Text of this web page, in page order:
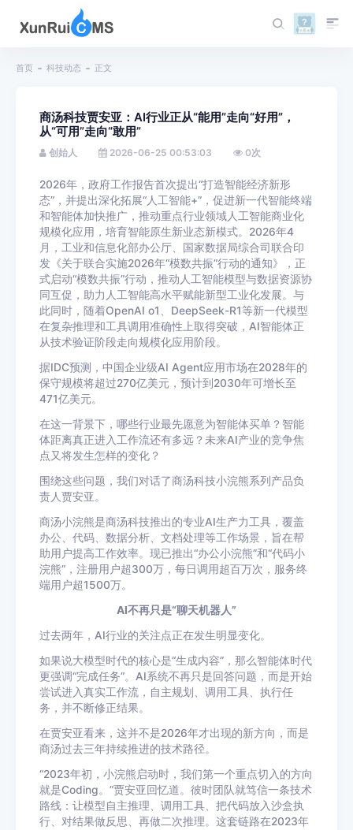
首页 科技动态 正文
商汤科技贾安亚：AI行业正从“能用”走向“好用”，
从“可用”走向“敢用”
创始人 2026-06-25 00:53:03 0次
2026年，政府工作报告首次提出“打造智能经济新形
态”，并提出深化拓展“人工智能+”，促进新一代智能终端
和智能体加快推广，推动重点行业领域人工智能商业化
规模化应用，培育智能原生新业态新模式。2026年4
月，工业和信息化部办公厅、国家数据局综合司联合印
发《关于联合实施2026年“模数共振”行动的通知》，正
式启动“模数共振”行动，推动人工智能模型与数据资源协
同互促，助力人工智能高水平赋能新型工业化发展。与
此同时，随着OpenAI o1、DeepSeek-R1等新一代模型
在复杂推理和工具调用准确性上取得突破，AI智能体正
从技术验证阶段走向规模化应用阶段。
据IDC预测，中国企业级AI Agent应用市场在2028年的
保守规模将超过270亿美元，预计到2030年可增长至
471亿美元。
在这一背景下，哪些行业最先愿意为智能体买单？智能
体距离真正进入工作流还有多远？未来AI产业的竞争焦
点又将发生怎样的变化？
围绕这些问题，我们对话了商汤科技小浣熊系列产品负
责人贾安亚。
商汤小浣熊是商汤科技推出的专业AI生产力工具，覆盖
办公、代码、数据分析、文档处理等工作场景，旨在帮
助用户提高工作效率。现已推出“办公小浣熊”和“代码小
浣熊”，注册用户超300万，每日调用超百万次，服务终
端用户超1500万。
AI不再只是“聊天机器人”
过去两年，AI行业的关注点正在发生明显变化。
如果说大模型时代的核心是“生成内容”，那么智能体时代
更强调“完成任务”。AI系统不再只是回答问题，而是开始
尝试进入真实工作流，自主规划、调用工具、执行任
务，并不断修正结果。
在贾安亚看来，这并不是2026年才出现的新方向，而是
商汤过去三年持续推进的技术路径。
“2023年初，小浣熊启动时，我们第一个重点切入的方向
就是Coding。”贾安亚回忆道。彼时团队就笃信一条技术
路线：让模型自主推理、调用工具、把代码放入沙盒执
行、对结果做反思、再做二次推理。这套链路在2023年